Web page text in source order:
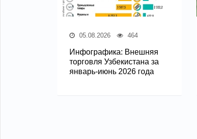
05.08.2026 464
Инфографика: Внешняя
торговля Узбекистана за
январь-июнь 2026 года